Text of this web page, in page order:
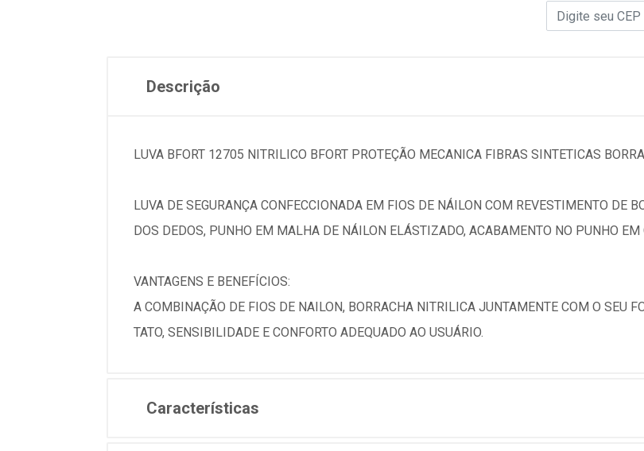
Descrição
LUVA BFORT 12705 NITRILICO BFORT PROTEÇÃO MECANICA FIBRAS SINTETICAS
LUVA DE SEGURANÇA CONFECCIONADA EM FIOS DE NÁILON COM REVESTIMENTO DE
DOS DEDOS, PUNHO EM MALHA DE NÁILON ELÁSTIZADO, ACABAMENTO NO PUNHO EM
VANTAGENS E BENEFÍCIOS:
A COMBINAÇÃO DE FIOS DE NAILON, BORRACHA NITRILICA JUNTAMENTE COM O SEU
TATO, SENSIBILIDADE E CONFORTO ADEQUADO AO USUÁRIO.
Características